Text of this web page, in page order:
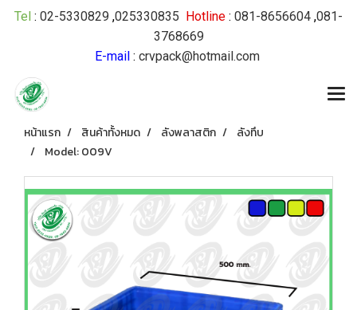
Tel : 02-5330829 ,025330835 Hotline : 081-8656604 ,081-
3768669
E-mail: crvpack@hotmail.com
หน้าแรก สินค้าทั้งหมด ลังพลาสติก
ลังทึบ
Model: 009V